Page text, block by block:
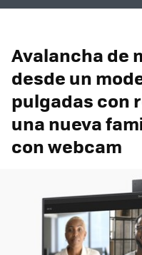
Avalancha de
desde un
pulgadas con
una nueva
con webcam